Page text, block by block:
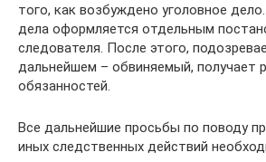
того, как возбуждено уголовное
дела оформляется отдельным
следователя. После этого,
дальнейшем – обвиняемый, получает
обязанностей.
Все дальнейшие просьбы по поводу
иных следственных действий